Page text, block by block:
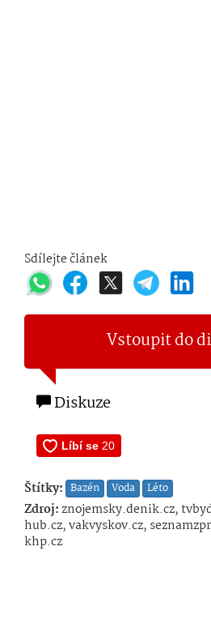
Sdílejte článek
Vstoupit do
Diskuze
Štítky: Bazén Voda Léto
Zdroj:znojemsky.denik.cz,
hub.cz, vakvyskov.cz,
khp.cz